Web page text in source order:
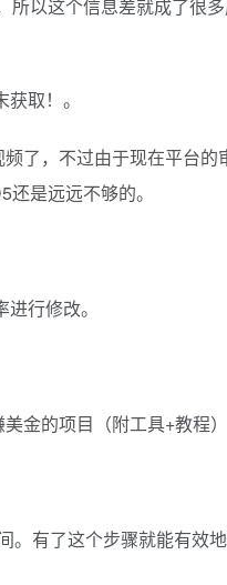
以这个信息差就成了很
取！。
了，不过由于现在平台
是远远不够的。
行修改。
有了这个步骤就能有效地